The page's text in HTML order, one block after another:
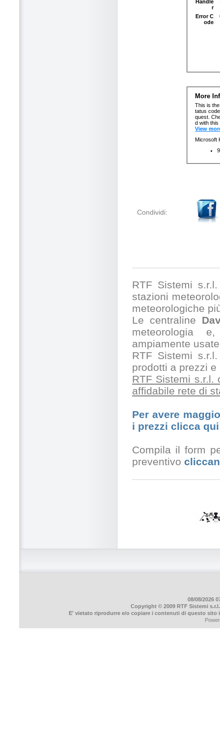
Condividi:
RTF Sistemi
stazioni
meteorologiche
Le centraline
meteorologia
ampiamente
RTF Sistemi
prodotti a prezzi
RTF Sistemi s.r.l.
affidabile rete di
Per avere
i prezzi clicca qui
Compila il form
preventivo
08/08/2026
Copyright © 2009 RTF Sistemi
E' vietato riprodurre e/o copiare i contenuti di questo